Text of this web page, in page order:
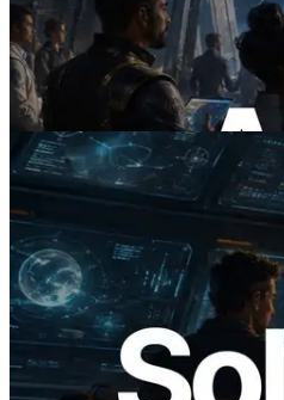
에이전트가 필요한
제하는 시대
이 글 읽기